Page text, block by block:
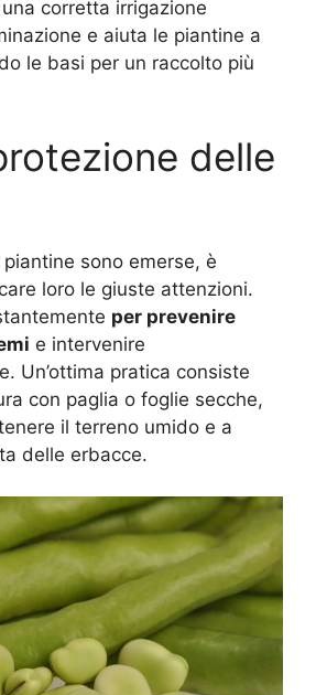
corretta irrigazione
e aiuta le piantine a
le basi per un raccolto più
delle
sono emerse, è
loro le giuste attenzioni.
per prevenire
e intervenire
Un’ottima pratica consiste
con paglia o foglie secche,
il terreno umido e a
delle erbacce.